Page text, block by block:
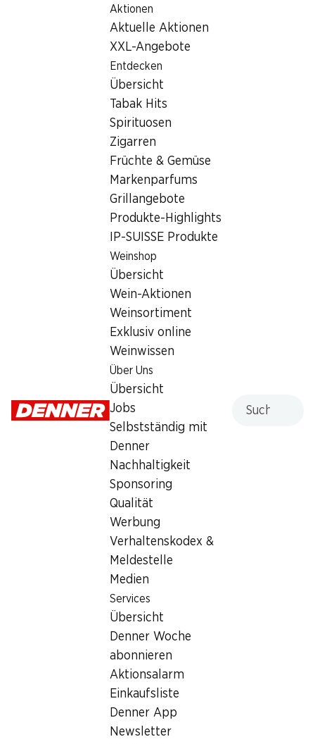
Aktionen
Aktuelle Aktionen
XXL-Angebote
Entdecken
Übersicht
Tabak Hits
Spirituosen
Zigarren
Früchte & Gemüse
Markenparfums
Grillangebote
Produkte-Highlights
IP-SUISSE Produkte
Weinshop
Übersicht
Wein-Aktionen
Weinsortiment
Exklusiv online
Weinwissen
Über Uns
Übersicht
Jobs
Selbstständig mit
Denner
Nachhaltigkeit
Sponsoring
Qualität
Werbung
Verhaltenskodex &
Meldestelle
Medien
Services
Übersicht
Denner Woche
abonnieren
Aktionsalarm
Einkaufsliste
Denner App
Newsletter
Filialsuche
Denner Filiale Rue de la Servette 59, 1202 Genève
1202 Genève
Rue de la Servette 59, 1202 Genève
Zur Wegbeschreibung
Öffnungszeiten
Bargeldbezug mit Post - / M-Card